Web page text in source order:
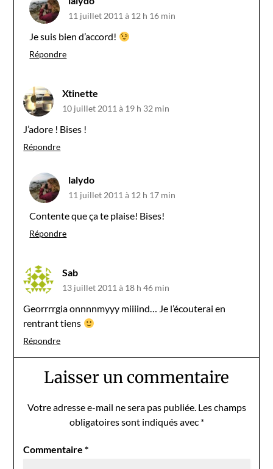
11 juillet 2011 à 12 h 16 min
Je suis bien d’accord!
Répondre
Xtinette
10 juillet 2011 à 19 h 32 min
J’adore ! Bises !
Répondre
lalydo
11 juillet 2011 à 12 h 17 min
Contente que ça te plaise! Bises!
Répondre
Sab
13 juillet 2011 à 18 h 46 min
Georrrrgia onnnnmyyy miiiind… Je l’écouterai en
rentrant tiens
Répondre
Laisser un commentaire
Votre adresse e-mail ne sera pas publiée. Les champs
obligatoires sont indiqués avec *
Commentaire*